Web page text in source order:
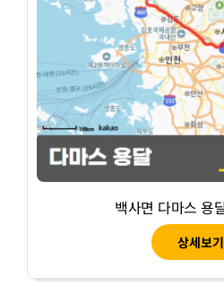
백사면 다마스 용
상세보기